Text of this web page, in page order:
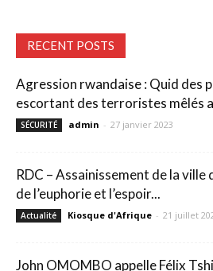
RECENT POSTS
Agression rwandaise : Quid des
escortant des terroristes mêlés
SÉCURITÉ admin - 27 janvier 2023
RDC – Assainissement de la ville
de l’euphorie et l’espoir...
Actualité Kiosque d'Afrique - 21 juillet
John OMOMBO appelle Félix